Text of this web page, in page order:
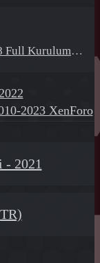
2023 XenForo
- 2021